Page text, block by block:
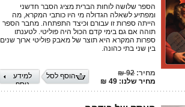
הספר שלושה לוחות הברית מציג הסבר חדשני
ומפתיע לשאלה הגדולה מי היו כותבי המקרא, מה
הייתה ספרות זו עבורם וכיצד התפתחה. מחבר הספר
תוהה אם גם בימי קדם הכול היה פוליטי. לטענתו
ספרות המקרא היא תוצר של מאבק פוליטי ארוך שנים
בין שני בתי כהונה.
מחיר:92 ₪
מחיר שלנו: 49 ₪
למידע
נוסף
הוסף לסל